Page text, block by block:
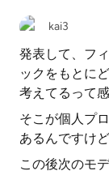
kai3
発表して、フ
ックをもとに
考えてるって
そこが個人プ
あるんですけ
この後次のモ